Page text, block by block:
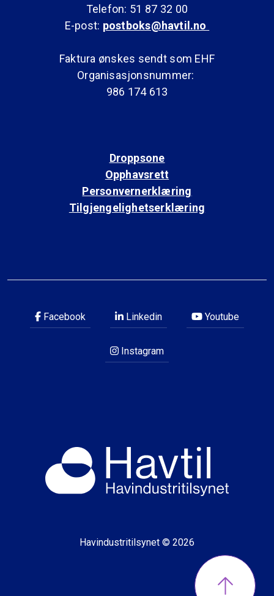
Telefon: 51 87 32 00
E-post: postboks@havtil.no
Faktura ønskes sendt som EHF
Organisasjonsnummer:
986 174 613
Droppsone
Opphavsrett
Personvernerklæring
Tilgjengelighetserklæring
Facebook Linkedin Youtube
Instagram
Havindustritilsynet © 2026